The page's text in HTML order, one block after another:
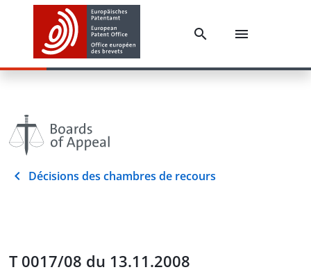
Décisions des chambres de recours
T 0017/08 du 13.11.2008